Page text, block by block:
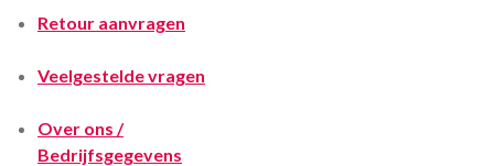
Retour aanvragen
Veelgestelde vragen
Over ons /
Bedrijfsgegevens